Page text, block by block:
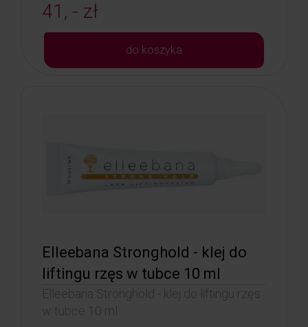
41, - zł
do koszyka
Elleebana Stronghold - klej do
liftingu rzęs w tubce 10 ml
Elleebana Stronghold - klej do liftingu rzęs
w tubce 10 ml